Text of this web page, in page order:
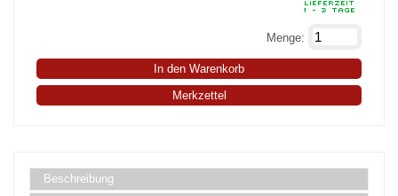
Menge:
In den Warenkorb
Merkzettel
Beschreibung